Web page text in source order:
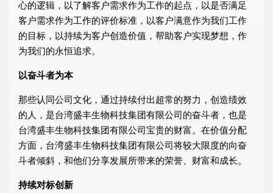
心的逻辑，以了解客户需求作为工作的起点，以是否满足
客户需求作为工作的评价标准，以客户满意作为我们工作
的目标，以持续为客户创造价值，帮助客户实现梦想，作
为我们的永恒追求。
以奋斗者为本
那些认同公司文化，通过持续付出超常的努力，创造绩效
的人，是台湾盛丰生物科技集团有限公司的奋斗者，也是
台湾盛丰生物科技集团有限公司宝贵的财富。在价值分配
方面，台湾盛丰生物科技集团有限公司将较大限度的向奋
斗者倾斜，和他们分享发展所带来的荣誉、财富和成长。
持续对标创新